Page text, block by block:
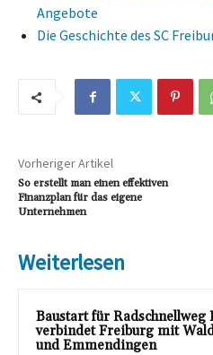
Angebote
Die Geschichte des SC
Vorheriger Artikel
So erstellt man einen effektiven
Finanzplan für das eigene
Unternehmen
Weiterlesen
Baustart für Radschnellweg
verbindet Freiburg mit
und Emmendingen